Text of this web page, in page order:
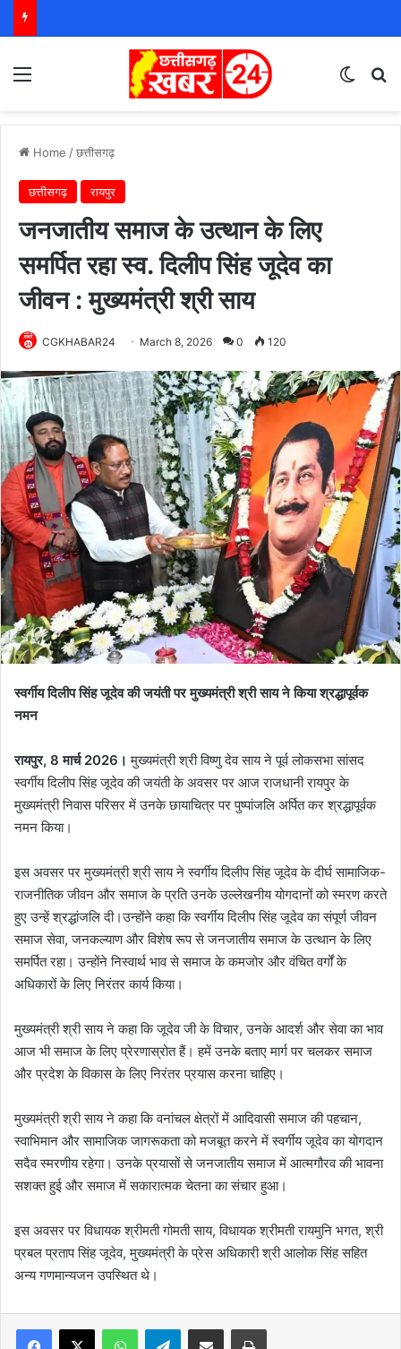
Home /छत्तीसगढ़
छत्तीसगढ़ रायपुर
जनजातीय समाज के उत्थान के लिए
समर्पित रहा स्व. दिलीप सिंह जूदेव का
जीवन : मुख्यमंत्री श्री साय
CGKHABAR24 March 8, 2026 0 120
स्वर्गीय दिलीप सिंह जूदेव की जयंती पर मुख्यमंत्री श्री साय ने किया श्रद्धापूर्वक
नमन
रायपुर, 8 मार्च 2026।मुख्यमंत्री श्री विष्णु देव साय ने पूर्व लोकसभा सांसद
स्वर्गीय दिलीप सिंह जूदेव की जयंती के अवसर पर आज राजधानी रायपुर के
मुख्यमंत्री निवास परिसर में उनके छायाचित्र पर पुष्पांजलि अर्पित कर श्रद्धापूर्वक
नमन किया।
इस अवसर पर मुख्यमंत्री श्री साय ने स्वर्गीय दिलीप सिंह जूदेव के दीर्घ सामाजिक-
राजनीतिक जीवन और समाज के प्रति उनके उल्लेखनीय योगदानों को स्मरण करते
हुए उन्हें श्रद्धांजलि दी।उन्होंने कहा कि स्वर्गीय दिलीप सिंह जूदेव का संपूर्ण जीवन
समाज सेवा, जनकल्याण और विशेष रूप से जनजातीय समाज के उत्थान के लिए
समर्पित रहा। उन्होंने निस्वार्थ भाव से समाज के कमजोर और वंचित वर्गों के
अधिकारों के लिए निरंतर कार्य किया।
मुख्यमंत्री श्री साय ने कहा कि जूदेव जी के विचार, उनके आदर्श और सेवा का भाव
आज भी समाज के लिए प्रेरणास्रोत हैं। हमें उनके बताए मार्ग पर चलकर समाज
और प्रदेश के विकास के लिए निरंतर प्रयास करना चाहिए।
मुख्यमंत्री श्री साय ने कहा कि वनांचल क्षेत्रों में आदिवासी समाज की पहचान,
स्वाभिमान और सामाजिक जागरूकता को मजबूत करने में स्वर्गीय जूदेव का योगदान
सदैव स्मरणीय रहेगा। उनके प्रयासों से जनजातीय समाज में आत्मगौरव की भावना
सशक्त हुई और समाज में सकारात्मक चेतना का संचार हुआ।
इस अवसर पर विधायक श्रीमती गोमती साय, विधायक श्रीमती रायमुनि भगत, श्री
प्रबल प्रताप सिंह जूदेव, मुख्यमंत्री के प्रेस अधिकारी श्री आलोक सिंह सहित
अन्य गणमान्यजन उपस्थित थे।
Telegram